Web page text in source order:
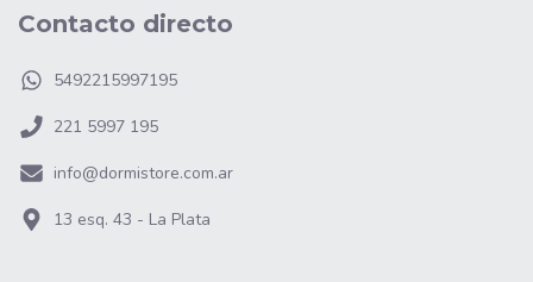
Contacto directo
5492215997195
221 5997 195
info@dormistore.com.ar
13 esq. 43 - La Plata